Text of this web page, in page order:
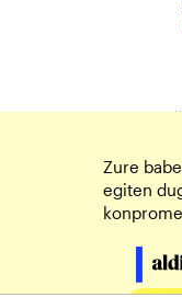
Zure
egiten